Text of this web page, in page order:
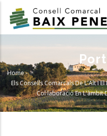
main
Breadcrumb
Home-
Els Consells Comarcals De L'Alt I
Col·laboració En L'àmbit